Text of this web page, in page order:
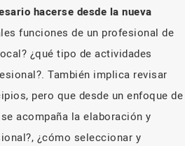
hacerse desde la nueva
funciones de un profesional de
¿qué tipo de actividades
También implica revisar
pero que desde un enfoque de
acompaña la elaboración y
¿cómo seleccionar y